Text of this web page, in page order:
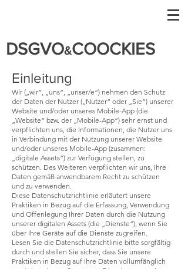
DSGVO&COOCKIES
Einleitung
Wir („wir“, „uns“, „unser/e“) nehmen den Schutz
der Daten der Nutzer („Nutzer“ oder „Sie“) unserer
Website und/oder unseres Mobile-App (die
„Website“ bzw. der „Mobile-App“) sehr ernst und
verpflichten uns, die Informationen, die Nutzer uns
in Verbindung mit der Nutzung unserer Website
und/oder unseres Mobile-App (zusammen:
„digitale Assets“) zur Verfügung stellen, zu
schützen. Des Weiteren verpflichten wir uns, Ihre
Daten gemäß anwendbarem Recht zu schützen
und zu verwenden.
Diese Datenschutzrichtlinie erläutert unsere
Praktiken in Bezug auf die Erfassung, Verwendung
und Offenlegung Ihrer Daten durch die Nutzung
unserer digitalen Assets (die „Dienste“), wenn Sie
über Ihre Geräte auf die Dienste zugreifen.
Lesen Sie die Datenschutzrichtlinie bitte sorgfältig
durch und stellen Sie sicher, dass Sie unsere
Praktiken in Bezug auf Ihre Daten vollumfänglich